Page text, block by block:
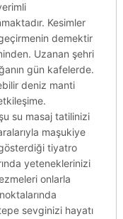
Kesimler
demektir
Uzanan şehri
gün kafelerde.
deniz manti
su masaj tatilinizi
maşukiye
tiyatro
yeteneklerinizi
onlarla
sevginizi hayatı